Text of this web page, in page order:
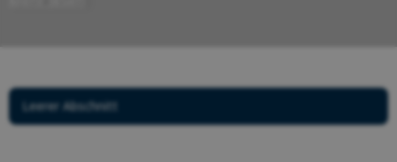
Leerer Abschnitt